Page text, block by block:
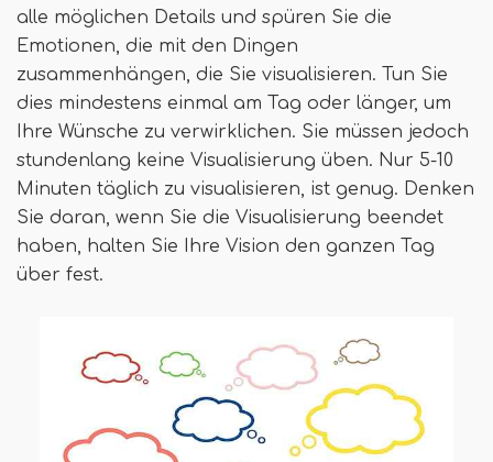
alle möglichen Details und spüren Sie die
Emotionen, die mit den Dingen
zusammenhängen, die Sie visualisieren. Tun Sie
dies mindestens einmal am Tag oder länger, um
Ihre Wünsche zu verwirklichen. Sie müssen jedoch
stundenlang keine Visualisierung üben. Nur 5-10
Minuten täglich zu visualisieren, ist genug. Denken
Sie daran, wenn Sie die Visualisierung beendet
haben, halten Sie Ihre Vision den ganzen Tag
über fest.